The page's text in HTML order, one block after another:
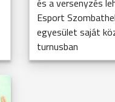
Esport
egyesület saját
turnusban